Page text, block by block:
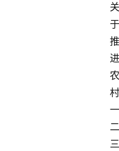
关
于
推
进
农
村
一
二
三